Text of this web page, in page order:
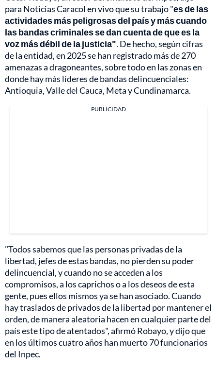
para Noticias Caracol en vivo que su trabajo "es de las
actividades más peligrosas del país y más cuando
las bandas criminales se dan cuenta de que es la
voz más débil de la justicia". De hecho, según cifras
de la entidad, en 2025 se han registrado más de 270
amenazas a dragoneantes, sobre todo en las zonas en
donde hay más líderes de bandas delincuenciales:
Antioquia, Valle del Cauca, Meta y Cundinamarca.
PUBLICIDAD
"Todos sabemos que las personas privadas de la
libertad, jefes de estas bandas, no pierden su poder
delincuencial, y cuando no se acceden a los
compromisos, a los caprichos o a los deseos de esta
gente, pues ellos mismos ya se han asociado. Cuando
hay traslados de privados de la libertad por mantener el
orden, de manera aleatoria hacen en cualquier parte del
país este tipo de atentados", afirmó Robayo, y dijo que
en los últimos cuatro años han muerto 70 funcionarios
del Inpec.